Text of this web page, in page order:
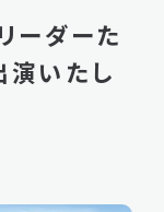
ーダーた
演いたし